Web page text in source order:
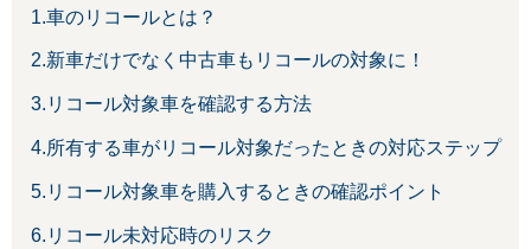
1.車のリコールとは？
2.新車だけでなく中古車もリコールの対象に！
3.リコール対象車を確認する方法
4.所有する車がリコール対象だったときの対応ステップ
5.リコール対象車を購入するときの確認ポイント
6.リコール未対応時のリスク